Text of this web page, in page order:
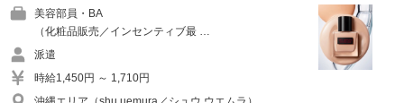
美容部員・BA
（化粧品販売／インセンティブ最 …
派遣
時給1,450円 ～ 1,710円